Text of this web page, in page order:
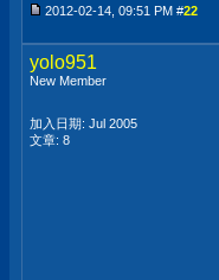
2012-02-14, 09:51 PM #22
yolo951
New Member
加入日期: Jul 2005
文章: 8